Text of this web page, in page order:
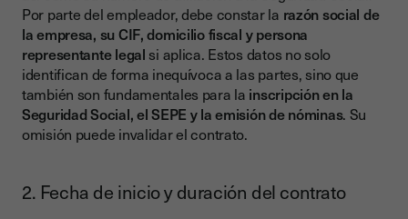
Por parte del empleador, debe constar la razón social de
la empresa, su CIF, domicilio fiscal y persona
representante legal si aplica. Estos datos no solo
identifican de forma inequívoca a las partes, sino que
también son fundamentales para la inscripción en la
Seguridad Social, el SEPE y la emisión de nóminas. Su
omisión puede invalidar el contrato.
2. Fecha de inicio y duración del contrato